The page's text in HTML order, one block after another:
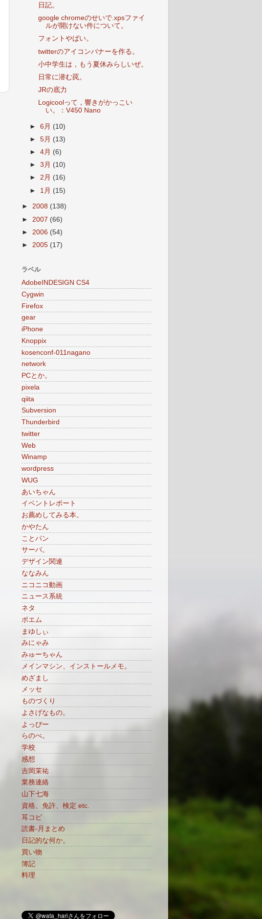
日記。
google chromeのせいで.xpsファイ
ルが開けない件について。
フォントやばい。
twitterのアイコンバナーを作る。
小中学生は，もう夏休みらしいぜ。
日常に潜む罠。
JRの底力
Logicoolって，響きがかっこい
い。：V450 Nano
►6月 (10)
►5月 (13)
►4月 (6)
►3月 (10)
►2月 (16)
► 1月 (15)
► 2008 (138)
► 2007 (66)
► 2006 (54)
► 2005 (17)
ラベル
AdobeINDESIGN CS4
Cygwin
Firefox
gear
iPhone
Knoppix
kosenconf-011nagano
network
PCとか。
pixela
qiita
Subversion
Thunderbird
twitter
Web
Winamp
wordpress
WUG
あいちゃん
イベントレポート
お薦めしてみる本。
かやたん
ことパン
サーバ。
デザイン関連
ななみん
ニコニコ動画
ニュース系統
ネタ
ポエム
まゆしぃ
みにゃみ
みゅーちゃん
メインマシン、インストールメモ。
めざまし
メッセ
ものづくり
よさげなもの。
よっぴー
らのべ。
学校
感想
吉岡茉祐
業務連絡
山下七海
資格、免許、検定 etc.
耳コピ
読書-月まとめ
日記的な何か。
買い物
簿記
料理